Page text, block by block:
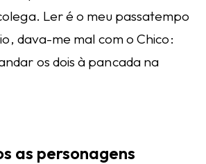
Ler é o meu passatempo
dava-me mal com o Chico:
os dois à pancada na
as personagens